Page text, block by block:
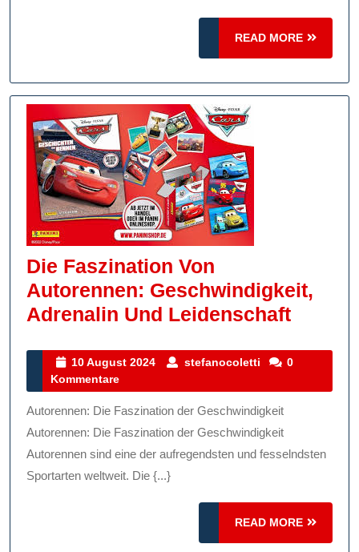
READ MORE
READ
MORE
Die Faszination Von
Autorennen: Geschwindigkeit,
Adrenalin Und LeidenschaftDie
Von
Und
10 August 2024
10
2024
stefanocoletti stefanocoletti
0
Kommentare
Autorennen: Die Faszination der Geschwindigkeit
Autorennen: Die Faszination der Geschwindigkeit
Autorennen sind eine der aufregendsten und fesselndsten
Sportarten weltweit. Die {...}
READ MORE
READ
MORE